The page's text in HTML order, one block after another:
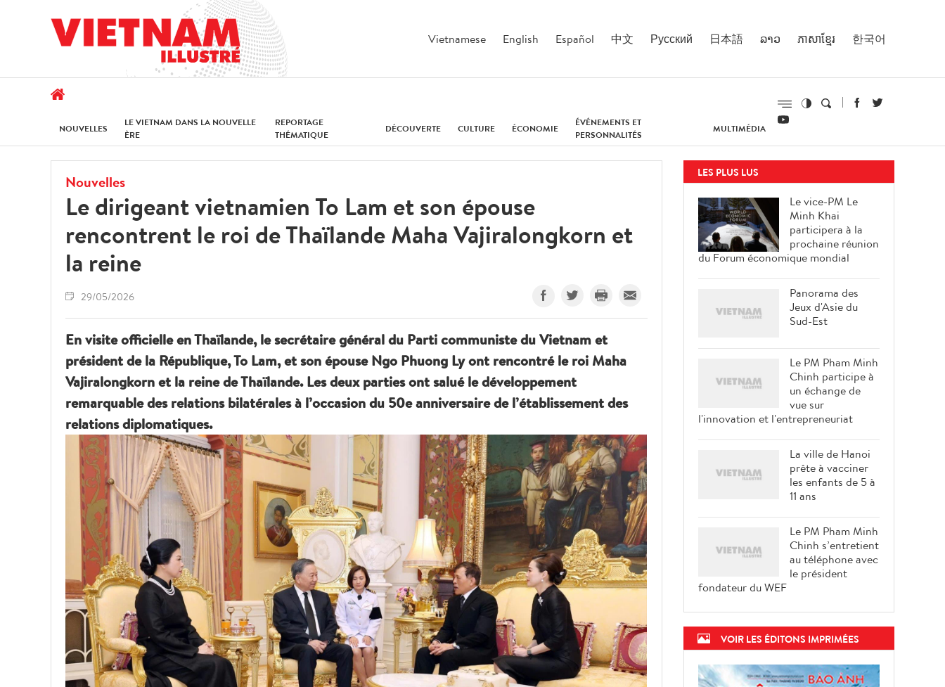
Vietnamese English Español 中文 Русский 日本語 ລາວ ភាសាខ្មែរ 한국어
NOUVELLES
LE VIETNAM DANS LA NOUVELLE
ÈRE
REPORTAGE
THÉMATIQUE
DÉCOUVERTE CULTURE ÉCONOMIE
ÉVÉNEMENTS ET
PERSONNALITÉS
MULTIMÉDIA
Nouvelles
Le dirigeant vietnamien To Lam et son épouse
rencontrent le roi de Thaïlande Maha Vajiralongkorn et
la reine
29/05/2026
En visite officielle en Thaïlande, le secrétaire général du Parti communiste du Vietnam et
président de la République, To Lam, et son épouse Ngo Phuong Ly ont rencontré le roi Maha
Vajiralongkorn et la reine de Thaïlande. Les deux parties ont salué le développement
remarquable des relations bilatérales à l’occasion du 50e anniversaire de l’établissement des
relations diplomatiques.
LES PLUS LUS
Le vice-PM Le
Minh Khai
participera à la
prochaine réunion
du Forum économique mondial
Panorama des
Jeux d'Asie du
Sud-Est
Le PM Pham Minh
Chinh participe à
un échange de
vue sur
l'innovation et l'entrepreneuriat
La ville de Hanoi
prête à vacciner
les enfants de 5 à
11 ans
Le PM Pham Minh
Chinh s’entretient
au téléphone avec
le président
fondateur du WEF
VOIR LES ÉDITONS IMPRIMÉES